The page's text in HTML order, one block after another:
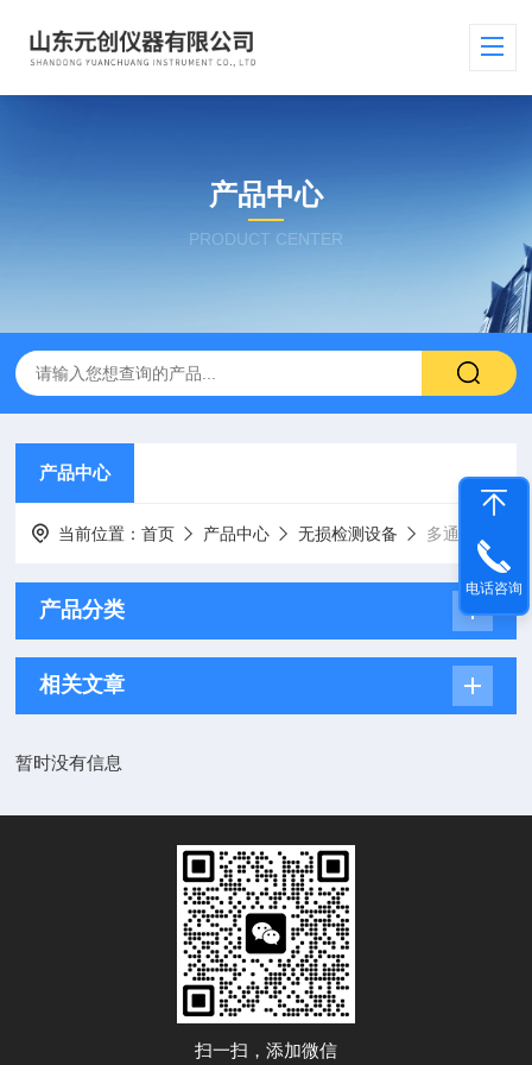
产品中心
PRODUCT CENTER
产品中心
当前位置：首页 产品中心 无损检测设备 多通道便携式腐蚀测试仪
产品分类
相关文章
暂时没有信息
扫一扫，添加微信
电话咨询